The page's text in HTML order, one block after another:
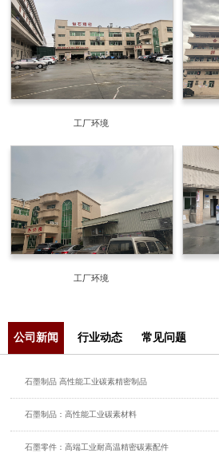
工厂环境
工厂环境
公司新闻 行业动态 常见问题
石墨制品 高性能工业碳素精密制品
石墨制品：高性能工业碳素材料
石墨零件：高端工业耐高温精密碳素配件